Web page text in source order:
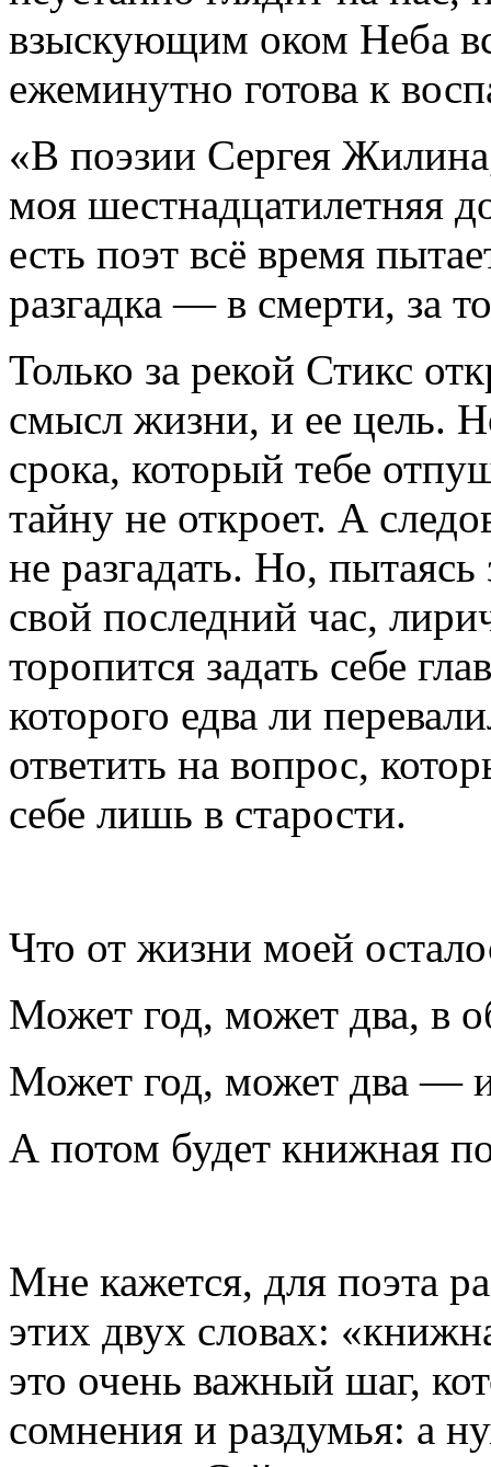
взыскующим оком Неба
ежеминутно готова к
«В поэзии Сергея
моя шестнадцатилетняя
есть поэт всё время
разгадка — в смерти, за
Только за рекой Стикс
смысл жизни, и ее цель.
срока, который тебе
тайну не откроет. А
не разгадать. Но, пытаясь
свой последний час,
торопится задать себе
которого едва ли
ответить на вопрос,
себе лишь в старости.
Что от жизни моей
Может год, может два, в
Может год, может два —
А потом будет книжная
Мне кажется, для поэта
этих двух словах:
это очень важный шаг,
сомнения и раздумья: а